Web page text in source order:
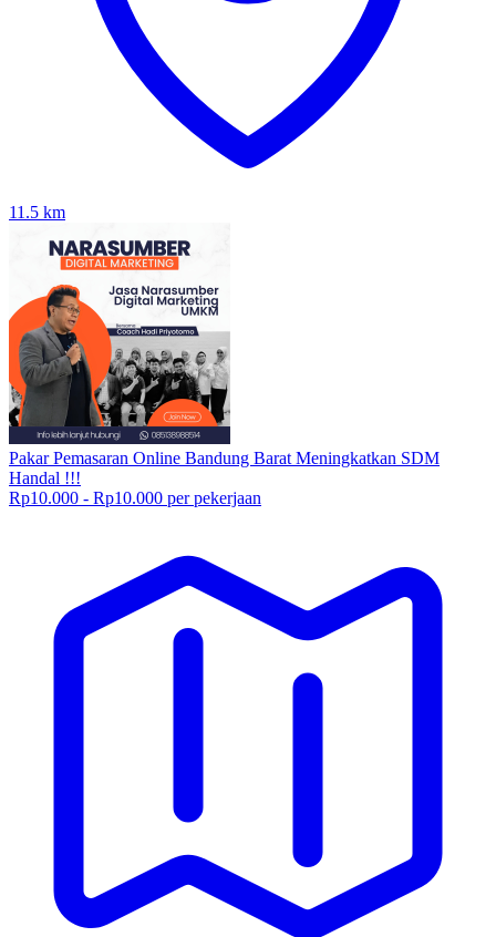
11.5 km
Pakar Pemasaran Online Bandung Barat Meningkatkan SDM
Handal !!!
Rp10.000 - Rp10.000 per pekerjaan